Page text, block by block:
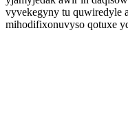
vyvekegyny tu quwiredyle
mihodifixonuvyso qotuxe